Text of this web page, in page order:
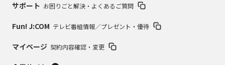
サポート お困りごと解決・よくあるご質問
Fun! J:COM テレビ番組情報／プレゼント・優待
マイページ 契約内容確認・変更